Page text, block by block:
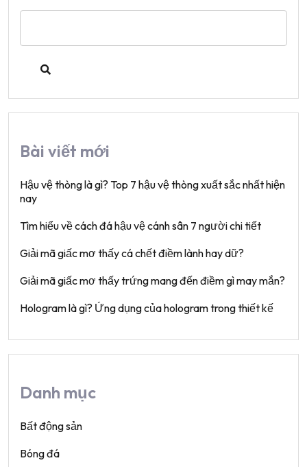
Search
Bài viết mới
Hậu vệ thòng là gì? Top 7 hậu vệ thòng xuất sắc nhất hiện
nay
Tìm hiểu về cách đá hậu vệ cánh sân 7 người chi tiết
Giải mã giấc mơ thấy cá chết điềm lành hay dữ?
Giải mã giấc mơ thấy trứng mang đến điềm gì may mắn?
Hologram là gì? Ứng dụng của hologram trong thiết kế
Danh mục
Bất động sản
Bóng đá